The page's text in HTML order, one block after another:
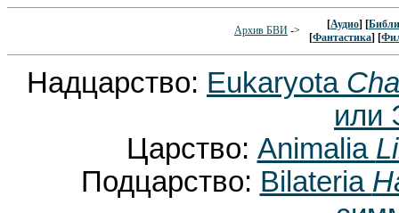
Архив БВИ -> [Аудио] [
[Фантастика] [
Надцарство: Eukaryota
или
Царство: Animalia
Подцарство: Bilateria